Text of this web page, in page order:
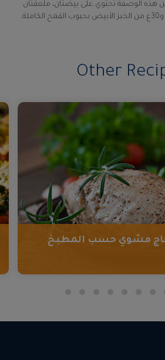
الوصفة تحتوي على بيضتان، ملعقتان
Other
مشوي حسب المطبخ